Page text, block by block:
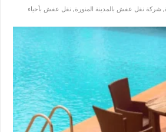
,شركة نقل عفش بالمدينة المنورة, نقل عفش بأحياء